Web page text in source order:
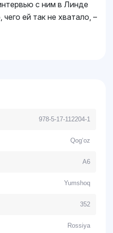
с ним в Линде
ей так не хватало, –
978-5-17-112204-1
Qog‘oz
А6
Yumshoq
352
Rossiya